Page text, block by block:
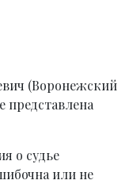
(Воронежский
представлена
о судье
или не